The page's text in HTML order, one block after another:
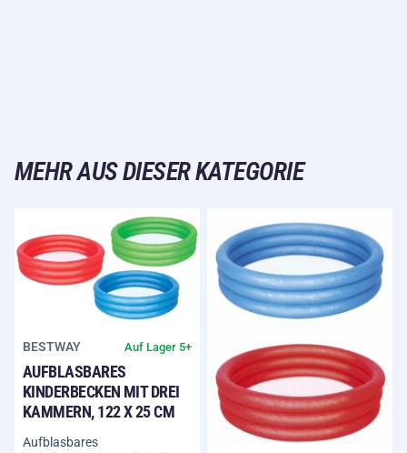
MEHR AUS DIESER KATEGORIE
BESTWAY Auf Lager 5+
AUFBLASBARES
KINDERBECKEN MIT DREI
KAMMERN, 122 X 25 CM
Aufblasbares